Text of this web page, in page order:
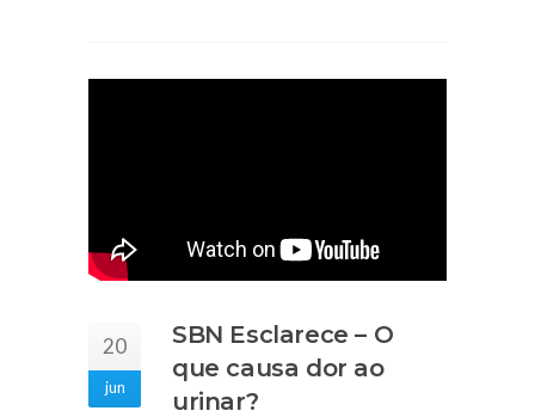
20
jun
SBN Esclarece – O
que causa dor ao
urinar?